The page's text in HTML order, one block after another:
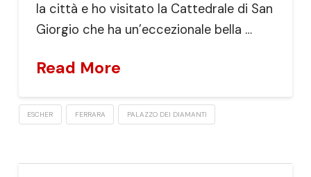
la città e ho visitato la Cattedrale di San
Giorgio che ha un’eccezionale bella …
Read More
ESCHER FERRARA PALAZZO DEI DIAMANTI